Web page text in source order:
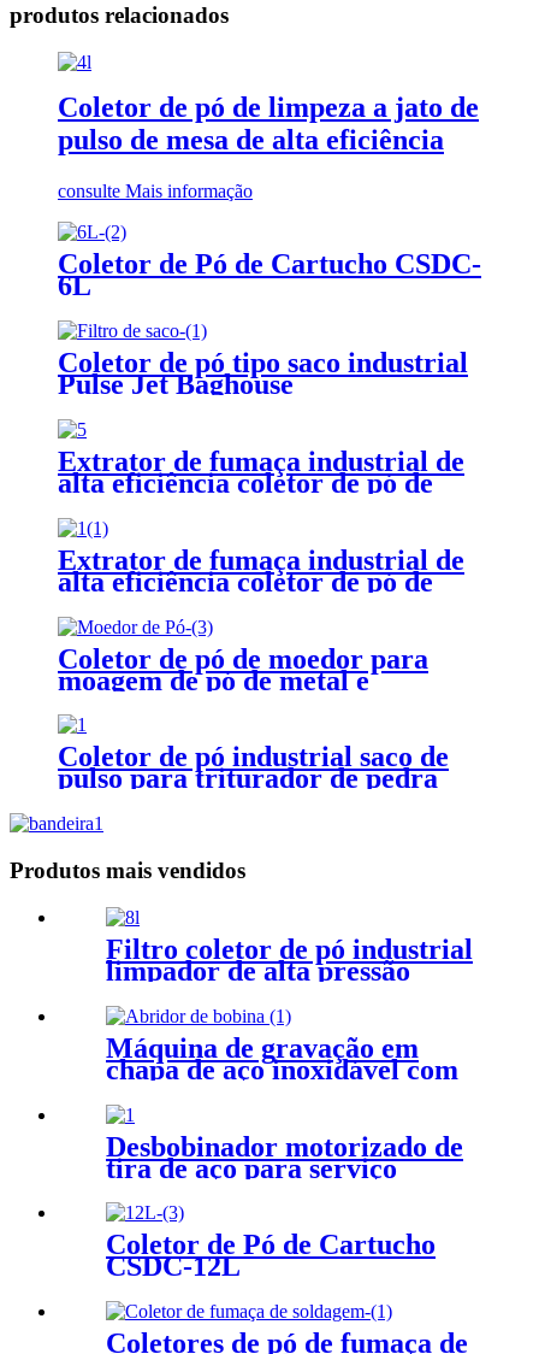
produtos relacionados
Coletor de pó de limpeza a jato de
pulso de mesa de alta eficiência
consulte Mais informação
Coletor de Pó de Cartucho CSDC-
6L
Coletor de pó tipo saco industrial
Pulse Jet Baghouse
Extrator de fumaça industrial de
alta eficiência coletor de pó de
serra de pedra coletor de pó de
soldagem
Extrator de fumaça industrial de
alta eficiência coletor de pó de
serra de pedra coletor de pó de
soldagem
Coletor de pó de moedor para
moagem de pó de metal e
plataforma de remoção de pó
Coletor de pó industrial saco de
pulso para triturador de pedra
Produtos mais vendidos
Filtro coletor de pó industrial
limpador de alta pressão
cartucho coletor de pó
Máquina de gravação em
chapa de aço inoxidável com
desbobinamento de bobina
Desbobinador motorizado de
tira de aço para serviço
pesado com braço de prensa
Coletor de Pó de Cartucho
CSDC-12L
Coletores de pó de fumaça de